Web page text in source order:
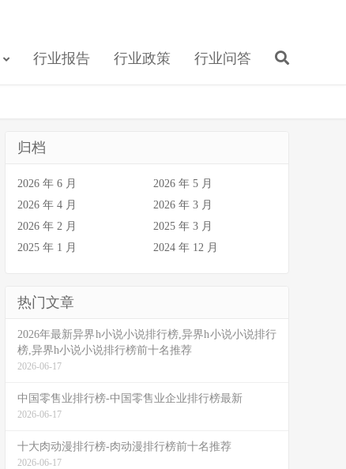
行业报告 行业政策 行业问答
归档
2026 年 6 月
2026 年 5 月
2026 年 4 月
2026 年 3 月
2026 年 2 月
2025 年 3 月
2025 年 1 月
2024 年 12 月
热门文章
2026年最新异界h小说小说排行榜,异界h小说小说排行
榜,异界h小说小说排行榜前十名推荐
2026-06-17
中国零售业排行榜-中国零售业企业排行榜最新
2026-06-17
十大肉动漫排行榜-肉动漫排行榜前十名推荐
2026-06-17